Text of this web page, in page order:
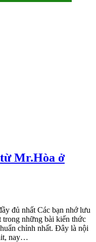
Mr.Hòa ở
đủ nhất Các bạn nhớ lưu
trong những bài kiến thức
chỉnh nhất. Đây là nội
nay…